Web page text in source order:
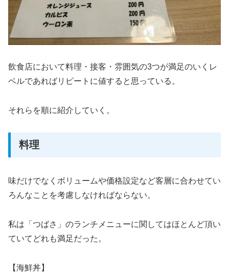
飲食店において料理・接客・雰囲気の3つが満足のいくレ
ベルであればリピートに値すると思っている。
それらを順に紹介していく。
料理
味だけでなくボリュームや価格設定など客層に合わせてい
ろんなことを考慮しなければならない。
私は「つばさ」のランチメニューに関してはほとんど頂い
ていてどれも満足だった。
【海鮮丼】